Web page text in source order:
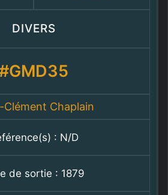
DIVERS
Clément Chaplain
: N/D
de sortie : 1879